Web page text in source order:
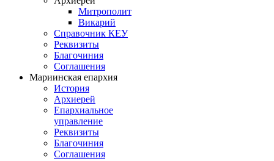
Митрополит
Викарий
Справочник КЕУ
Реквизиты
Благочиния
Соглашения
Мариинская епархия
История
Архиерей
Епархиальное
управление
Реквизиты
Благочиния
Соглашения